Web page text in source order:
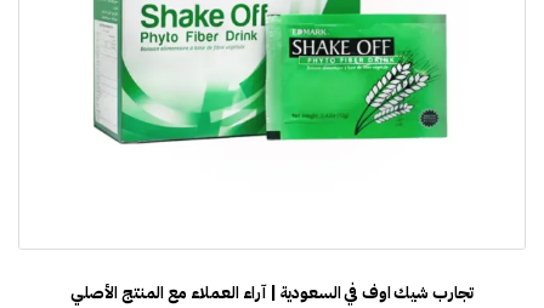
تجارب شيك اوف في السعودية | آراء العملاء مع المنتج الأصلي